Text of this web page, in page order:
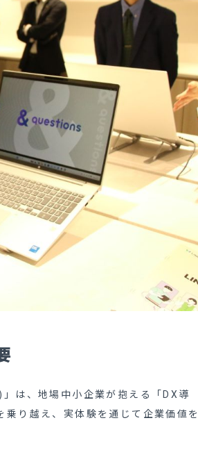
、地場中小企業が抱える「DX導
り越え、実体験を通じて企業価値を